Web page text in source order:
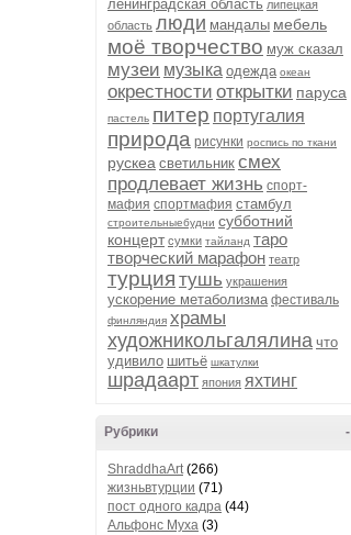
ленинградская область липецкая
область люди мандалы мебель
моё творчество муж сказал
музеи музыка одежда океан
окрестности открытки паруса
пастель питер португалия
природа рисунки роспись по ткани
рускеа светильник смех
продлевает жизнь спорт-
мафия спортмафия стамбул
строительныебудни субботний
концерт сумки тайланд таро
творческий марафон театр
турция тушь украшения
ускорение метаболизма фестиваль
финляндия храмы
художникольгалялина что
удивило шитьё шкатулки
шрадаарт япония яхтинг
-
Рубрики
ShraddhaArt(266)
жизньвтурции (71)
пост одного кадра (44)
Альфонс Муха (3)